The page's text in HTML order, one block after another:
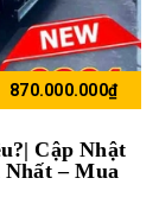
870.000.000₫
Cập Nhật
– Mua